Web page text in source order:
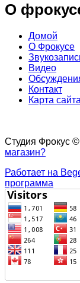
О
Домой
О Фрокусе
Видео
Контакт
Карта сайта
Студия Фрокус
магазин?
Работает на
программа